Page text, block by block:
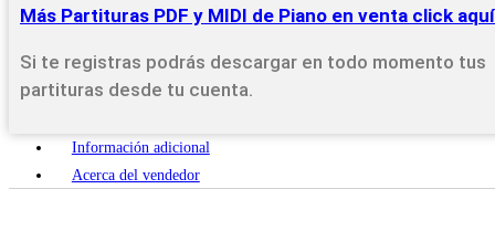
Más Partituras PDF y MIDI de Piano en venta click
Si te registras podrás descargar en todo momento tus
partituras desde tu cuenta.
Información adicional
Acerca del vendedor